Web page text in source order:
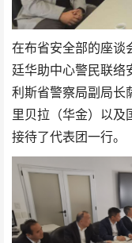
在布省安全部的座谈
廷华助中心警民联络
利斯省警察局副局长
里贝拉（华金）以及
接待了代表团一行。